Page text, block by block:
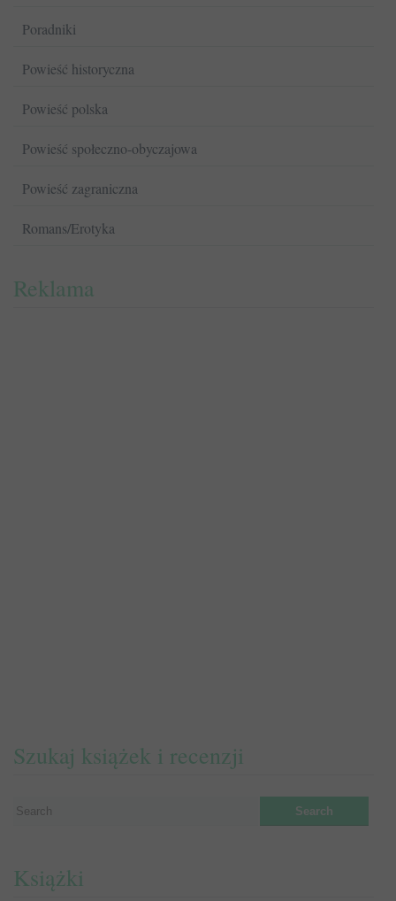
Poradniki
Powieść historyczna
Powieść polska
Powieść społeczno-obyczajowa
Powieść zagraniczna
Romans/Erotyka
Reklama
Szukaj książek i recenzji
Książki